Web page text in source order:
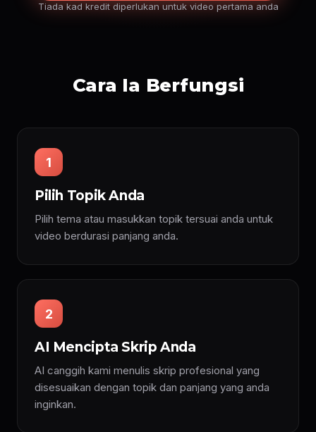
Tiada kad kredit diperlukan untuk video pertama anda
Cara Ia Berfungsi
1
Pilih Topik Anda
Pilih tema atau masukkan topik tersuai anda untuk
video berdurasi panjang anda.
2
AI Mencipta Skrip Anda
AI canggih kami menulis skrip profesional yang
disesuaikan dengan topik dan panjang yang anda
inginkan.